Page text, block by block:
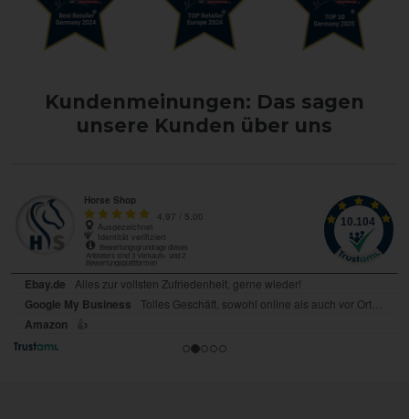
Kundenmeinungen: Das sagen
unsere Kunden über uns